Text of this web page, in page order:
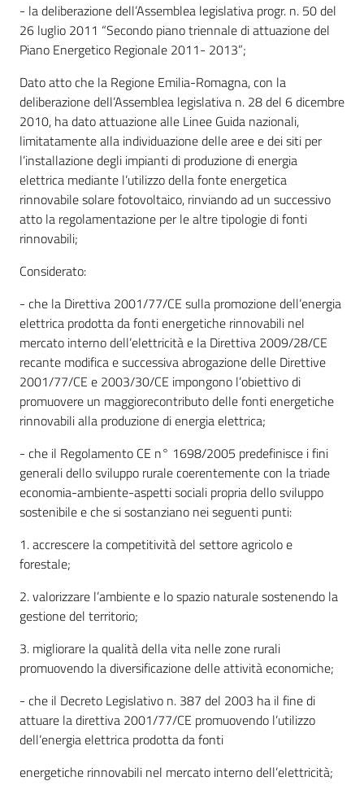
- la deliberazione dell’Assemblea legislativa progr. n. 50 del
26 luglio 2011 “Secondo piano triennale di attuazione del
Piano Energetico Regionale 2011- 2013”;
Dato atto che la Regione Emilia-Romagna, con la
deliberazione dell’Assemblea legislativa n. 28 del 6 dicembre
2010, ha dato attuazione alle Linee Guida nazionali,
limitatamente alla individuazione delle aree e dei siti per
l’installazione degli impianti di produzione di energia
elettrica mediante l’utilizzo della fonte energetica
rinnovabile solare fotovoltaico, rinviando ad un successivo
atto la regolamentazione per le altre tipologie di fonti
rinnovabili;
Considerato:
- che la Direttiva 2001/77/CE sulla promozione dell’energia
elettrica prodotta da fonti energetiche rinnovabili nel
mercato interno dell’elettricità e la Direttiva 2009/28/CE
recante modifica e successiva abrogazione delle Direttive
2001/77/CE e 2003/30/CE impongono l’obiettivo di
promuovere un maggiorecontributo delle fonti energetiche
rinnovabili alla produzione di energia elettrica;
- che il Regolamento CE n° 1698/2005 predefinisce i fini
generali dello sviluppo rurale coerentemente con la triade
economia-ambiente-aspetti sociali propria dello sviluppo
sostenibile e che si sostanziano nei seguenti punti:
1. accrescere la competitività del settore agricolo e
forestale;
2. valorizzare l’ambiente e lo spazio naturale sostenendo la
gestione del territorio;
3. migliorare la qualità della vita nelle zone rurali
promuovendo la diversificazione delle attività economiche;
- che il Decreto Legislativo n. 387 del 2003 ha il fine di
attuare la direttiva 2001/77/CE promuovendo l’utilizzo
dell’energia elettrica prodotta da fonti
energetiche rinnovabili nel mercato interno dell’elettricità;